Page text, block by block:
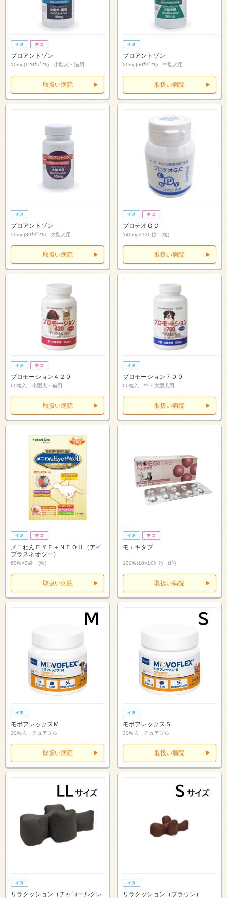
プロアントゾン
10mg(120ｶﾌﾟｾﾙ) 小型犬・猫用
取扱い病院
プロアントゾン
20mg(60ｶﾌﾟｾﾙ) 中型犬用
取扱い病院
プロアントゾン
50mg(30ｶﾌﾟｾﾙ) 大型犬用
取扱い病院
プロテオＧＣ
140mg×120粒 (粒)
取扱い病院
プロモーション４２０
60粒入 小型犬・猫用
取扱い病院
プロモーション７００
60粒入 中・大型犬用
取扱い病院
メニわんＥＹＥ＋ＮＥＯⅡ（アイ
プラスネオツー）
60粒×3袋 (粒)
取扱い病院
モエギタブ
100粒(10×10ｼｰﾄ) (粒)
取扱い病院
モボフレックスＭ
30粒入 チュアブル
取扱い病院
モボフレックスＳ
30粒入 チュアブル
取扱い病院
リラクッション（チャコールグレ
リラクッション（ブラウン）